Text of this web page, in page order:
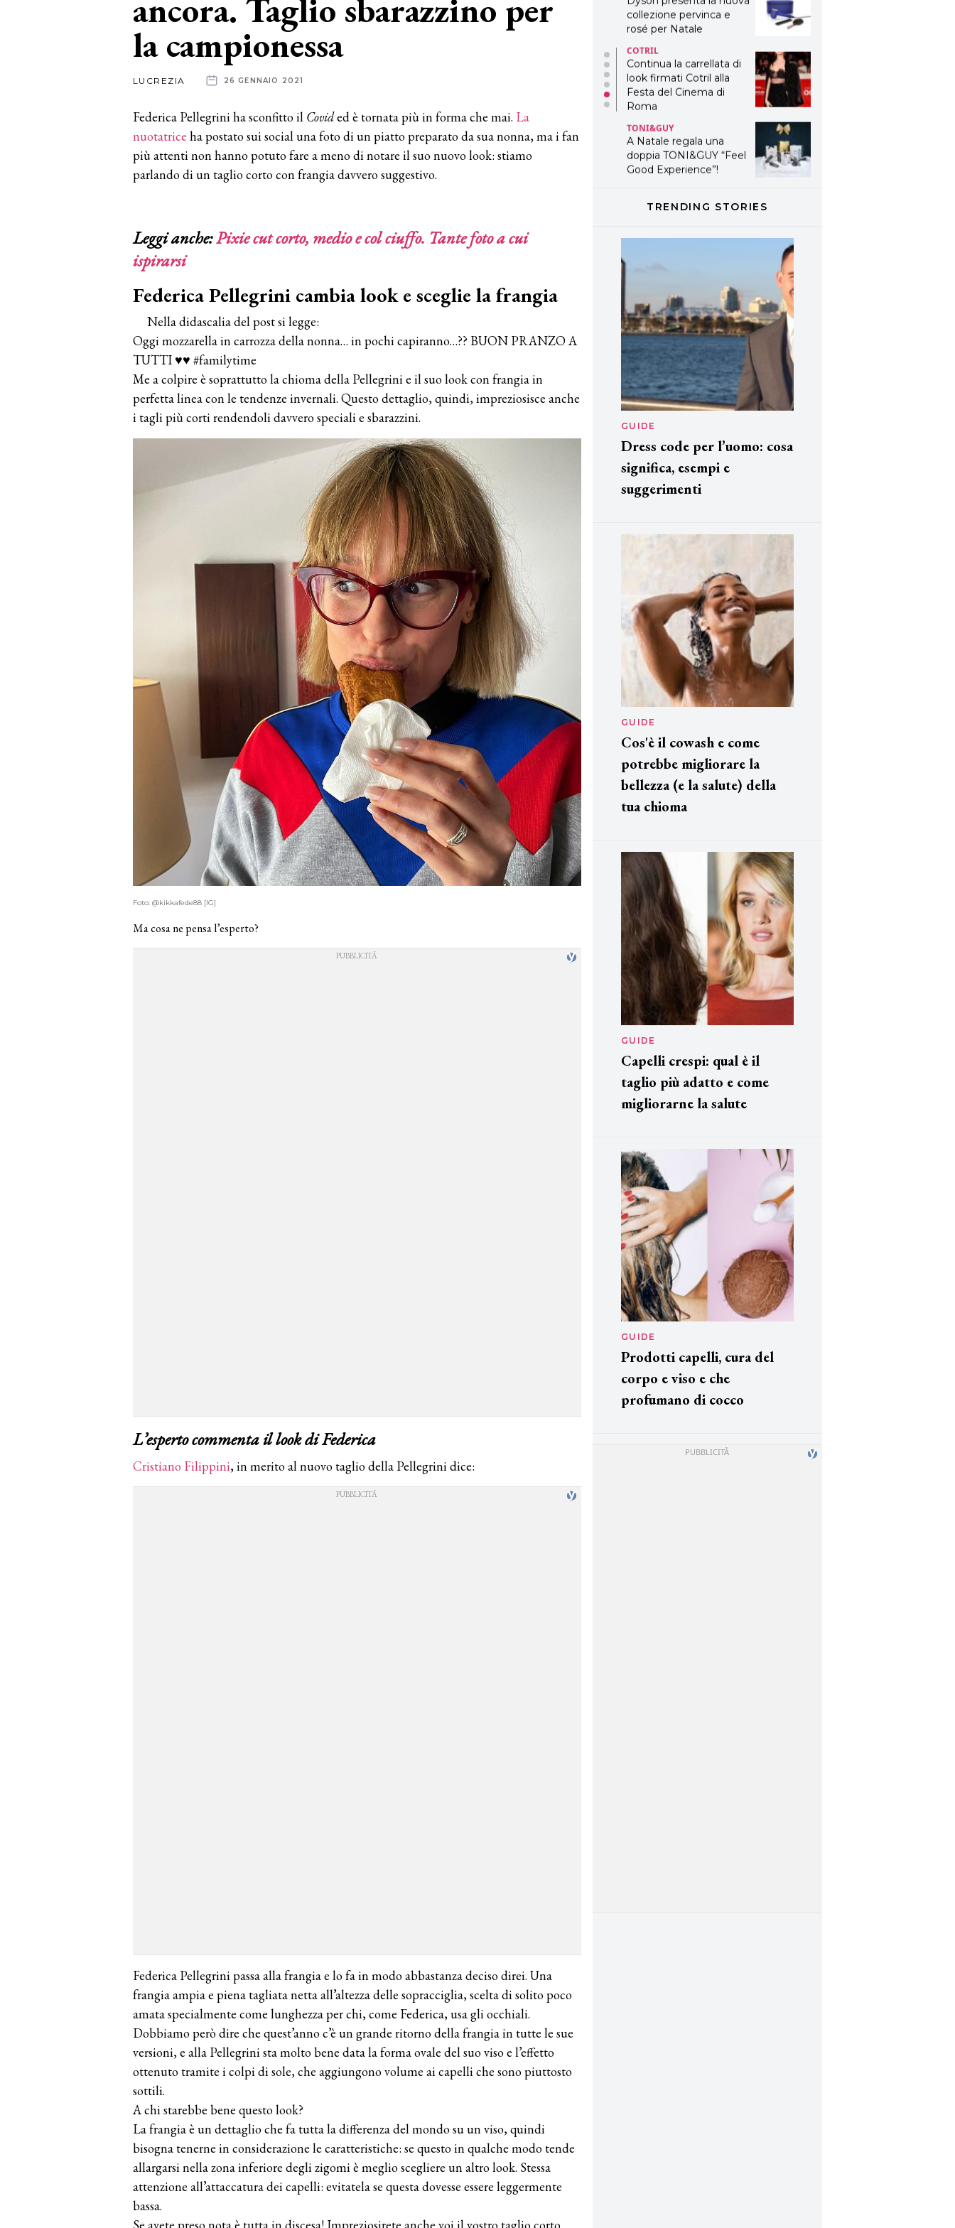
ancora. Taglio sbarazzino per
la campionessa
LUCREZIA 26 GENNAIO 2021
Federica Pellegrini ha sconfitto il Covided è tornata più in forma che mai. La
nuotatrice ha postato sui social una foto di un piatto preparato da sua nonna, ma i fan
più attenti non hanno potuto fare a meno di notare il suo nuovo look: stiamo
parlando di un taglio corto con frangia davvero suggestivo.
Leggi anche:Pixie cut corto, medio e col ciuffo. Tante foto a cui
ispirarsi
Federica Pellegrini cambia look e sceglie la frangia
Nella didascalia del post si legge:
Oggi mozzarella in carrozza della nonna… in pochi capiranno…?? BUON PRANZO A
TUTTI ♥️♥️ #familytime
Me a colpire è soprattutto la chioma della Pellegrini e il suo look con frangia in
perfetta linea con le tendenze invernali. Questo dettaglio, quindi, impreziosisce anche
i tagli più corti rendendoli davvero speciali e sbarazzini.
Foto: @kikkafede88 [IG]
Ma cosa ne pensa l’esperto?
L’esperto commenta il look di Federica
Cristiano Filippini, in merito al nuovo taglio della Pellegrini dice:
Federica Pellegrini passa alla frangia e lo fa in modo abbastanza deciso direi. Una
frangia ampia e piena tagliata netta all’altezza delle sopracciglia, scelta di solito poco
amata specialmente come lunghezza per chi, come Federica, usa gli occhiali.
Dobbiamo però dire che quest’anno c’è un grande ritorno della frangia in tutte le sue
versioni, e alla Pellegrini sta molto bene data la forma ovale del suo viso e l’effetto
ottenuto tramite i colpi di sole, che aggiungono volume ai capelli che sono piuttosto
sottili.
A chi starebbe bene questo look?
La frangia è un dettaglio che fa tutta la differenza del mondo su un viso, quindi
bisogna tenerne in considerazione le caratteristiche: se questo in qualche modo tende
allargarsi nella zona inferiore degli zigomi è meglio scegliere un altro look. Stessa
attenzione all’attaccatura dei capelli: evitatela se questa dovesse essere leggermente
bassa.
collezione pervinca e
rosé per Natale
COTRIL
Continua la carrellata di
look firmati Cotril alla
Festa del Cinema di
Roma
TONI&GUY
A Natale regala una
doppia TONI&GUY “Feel
Good Experience”!
LABEL.M lancia la sua
DAVINES
cofanetti beauty preziosi
per un regalo adatto ad
ogni capello
TRENDING STORIES
GUIDE
Dress code per l’uomo: cosa
significa, esempi e
suggerimenti
GUIDE
Cos'è il cowash e come
potrebbe migliorare la
bellezza (e la salute) della
tua chioma
GUIDE
Capelli crespi: qual è il
taglio più adatto e come
migliorarne la salute
GUIDE
Prodotti capelli, cura del
corpo e viso e che
profumano di cocco